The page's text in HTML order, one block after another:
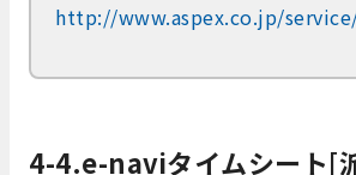
http://www.aspex.co.jp/
4-4.e-naviタイムシート[